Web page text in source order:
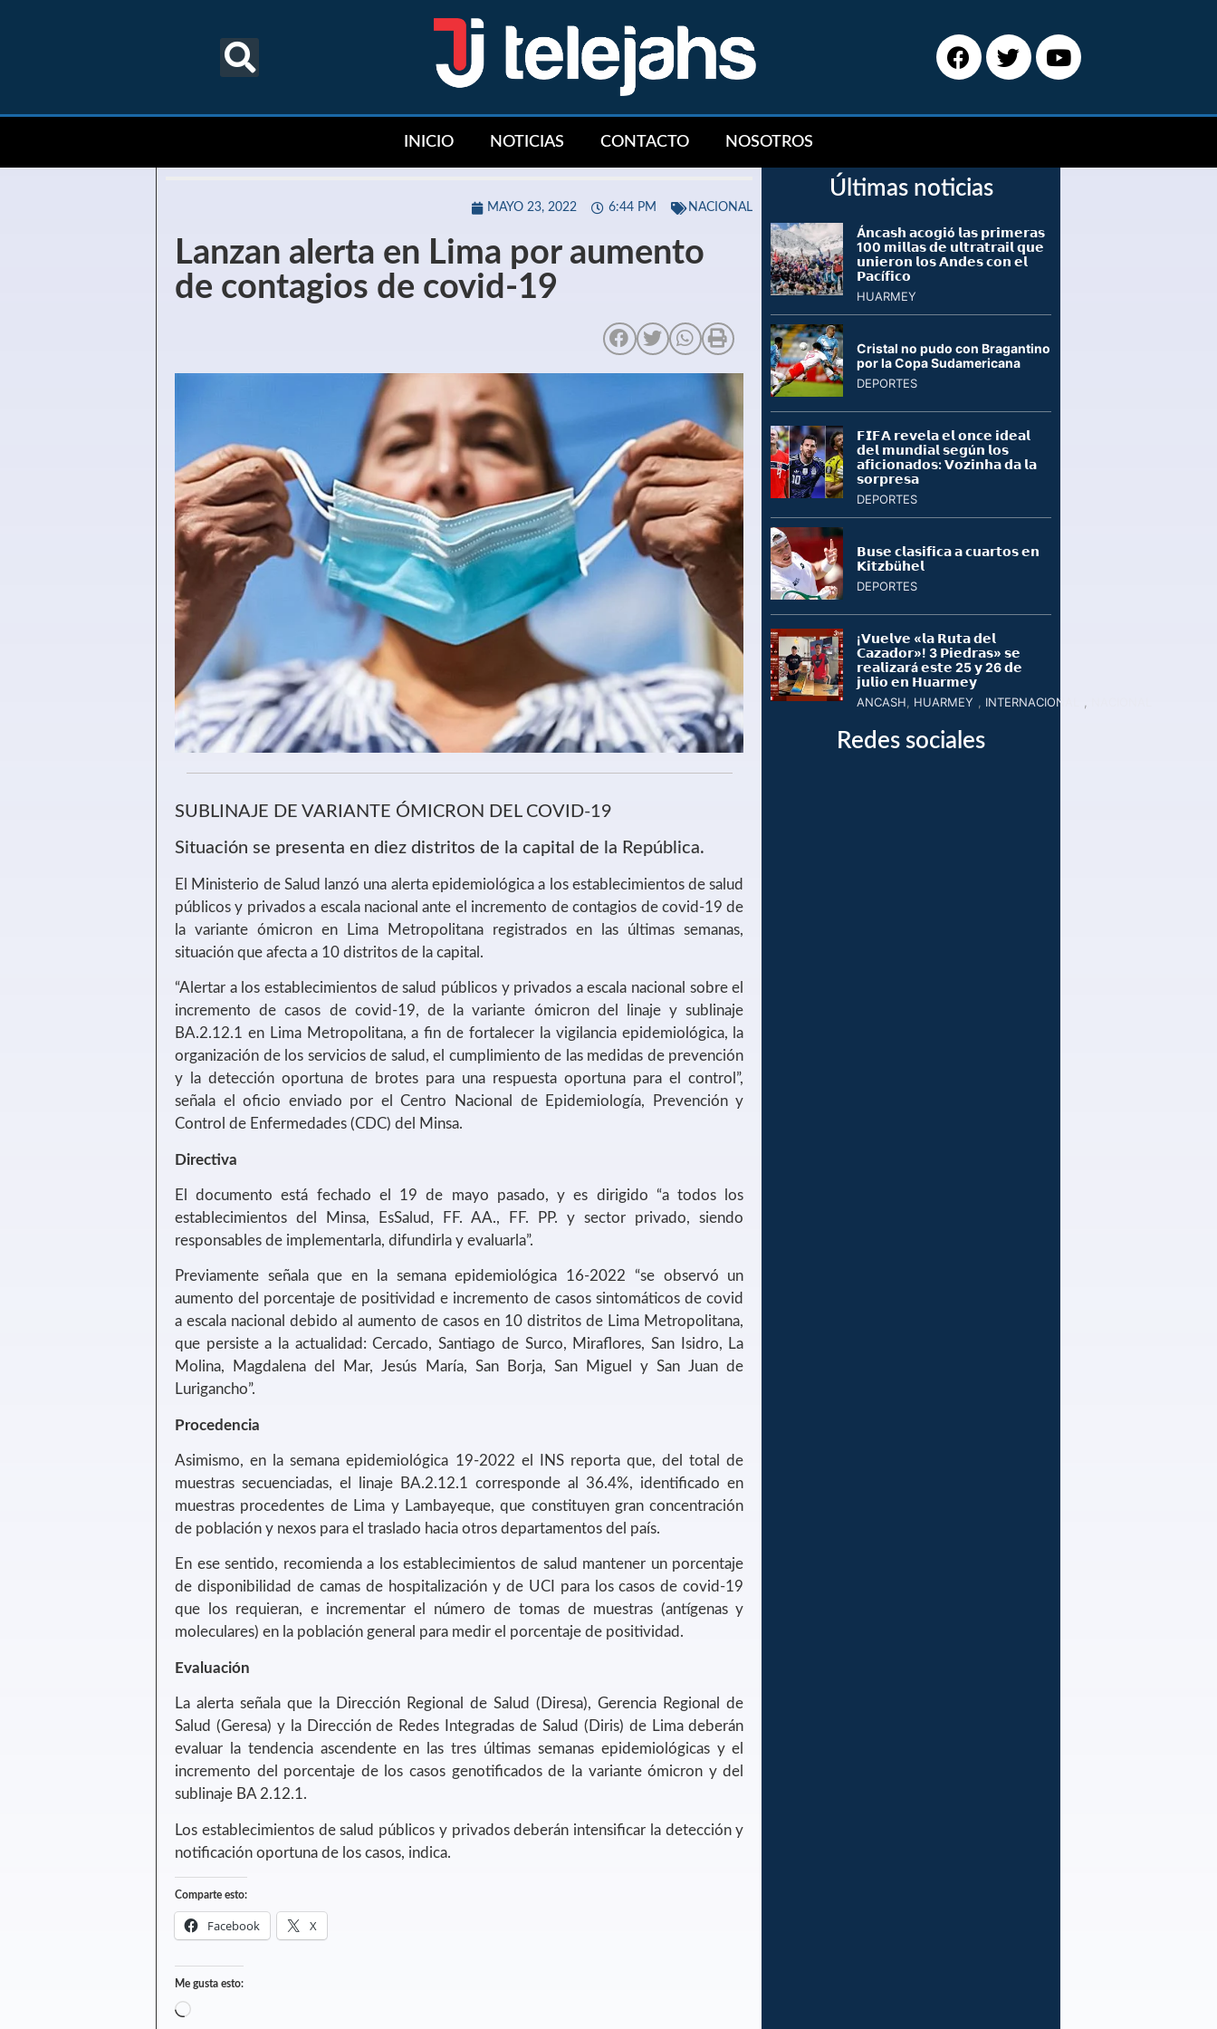
INICIO NOTICIAS CONTACTO NOSOTROS
MAYO 23, 2022 6:44 PM NACIONAL
Lanzan alerta en Lima por aumento
de contagios de covid-19
SUBLINAJE DE VARIANTE ÓMICRON DEL COVID-19
Situación se presenta en diez distritos de la capital de la República.
El Ministerio de Salud lanzó una alerta epidemiológica a los establecimientos de salud
públicos y privados a escala nacional ante el incremento de contagios de covid-19 de
la variante ómicron en Lima Metropolitana registrados en las últimas semanas,
situación que afecta a 10 distritos de la capital.
“Alertar a los establecimientos de salud públicos y privados a escala nacional sobre el
incremento de casos de covid-19, de la variante ómicron del linaje y sublinaje
BA.2.12.1 en Lima Metropolitana, a fin de fortalecer la vigilancia epidemiológica, la
organización de los servicios de salud, el cumplimiento de las medidas de prevención
y la detección oportuna de brotes para una respuesta oportuna para el control”,
señala el oficio enviado por el Centro Nacional de Epidemiología, Prevención y
Control de Enfermedades (CDC) del Minsa.
Directiva
El documento está fechado el 19 de mayo pasado, y es dirigido “a todos los
establecimientos del Minsa, EsSalud, FF. AA., FF. PP. y sector privado, siendo
responsables de implementarla, difundirla y evaluarla”.
Previamente señala que en la semana epidemiológica 16-2022 “se observó un
aumento del porcentaje de positividad e incremento de casos sintomáticos de covid
a escala nacional debido al aumento de casos en 10 distritos de Lima Metropolitana,
que persiste a la actualidad: Cercado, Santiago de Surco, Miraflores, San Isidro, La
Molina, Magdalena del Mar, Jesús María, San Borja, San Miguel y San Juan de
Lurigancho”.
Procedencia
Asimismo, en la semana epidemiológica 19-2022 el INS reporta que, del total de
muestras secuenciadas, el linaje BA.2.12.1 corresponde al 36.4%, identificado en
muestras procedentes de Lima y Lambayeque, que constituyen gran concentración
de población y nexos para el traslado hacia otros departamentos del país.
En ese sentido, recomienda a los establecimientos de salud mantener un porcentaje
de disponibilidad de camas de hospitalización y de UCI para los casos de covid-19
que los requieran, e incrementar el número de tomas de muestras (antígenas y
moleculares) en la población general para medir el porcentaje de positividad.
Evaluación
La alerta señala que la Dirección Regional de Salud (Diresa), Gerencia Regional de
Salud (Geresa) y la Dirección de Redes Integradas de Salud (Diris) de Lima deberán
evaluar la tendencia ascendente en las tres últimas semanas epidemiológicas y el
incremento del porcentaje de los casos genotificados de la variante ómicron y del
sublinaje BA 2.12.1.
Los establecimientos de salud públicos y privados deberán intensificar la detección y
notificación oportuna de los casos, indica.
Comparte esto:
Facebook X
Me gusta esto:
Últimas noticias
Á𝗻𝗰𝗮𝘀𝗵 𝗮𝗰𝗼𝗴𝗶ó 𝗹𝗮𝘀 𝗽𝗿𝗶𝗺𝗲𝗿𝗮𝘀
100 𝗺𝗶𝗹𝗹𝗮𝘀 𝗱𝗲 𝘂𝗹𝘁𝗿𝗮𝘁𝗿𝗮𝗶𝗹 𝗾𝘂𝗲
𝘂𝗻𝗶𝗲𝗿𝗼𝗻 𝗹𝗼𝘀 𝗔𝗻𝗱𝗲𝘀 𝗰𝗼𝗻 𝗲𝗹
𝗣𝗮𝗰í𝗳𝗶𝗰𝗼
HUARMEY
Cristal no pudo con Bragantino
por la Copa Sudamericana
DEPORTES
𝗙𝗜𝗙𝗔 𝗿𝗲𝘃𝗲𝗹𝗮 𝗲𝗹 𝗼𝗻𝗰𝗲 𝗶𝗱𝗲𝗮𝗹
𝗱𝗲𝗹 𝗺𝘂𝗻𝗱𝗶𝗮𝗹 𝘀𝗲𝗴ú𝗻 𝗹𝗼𝘀
𝗮𝗳𝗶𝗰𝗶𝗼𝗻𝗮𝗱𝗼𝘀: 𝗩𝗼𝘇𝗶𝗻𝗵𝗮 𝗱𝗮 𝗹𝗮
𝘀𝗼𝗿𝗽𝗿𝗲𝘀𝗮
DEPORTES
𝗕𝘂𝘀𝗲 𝗰𝗹𝗮𝘀𝗶𝗳𝗶𝗰𝗮 𝗮 𝗰𝘂𝗮𝗿𝘁𝗼𝘀 𝗲𝗻
𝗞𝗶𝘁𝘇𝗯ü𝗵𝗲𝗹
DEPORTES
¡𝗩𝘂𝗲𝗹𝘃𝗲 «𝗹𝗮 𝗥𝘂𝘁𝗮 𝗱𝗲𝗹
𝗖𝗮𝘇𝗮𝗱𝗼𝗿»! 3 𝗣𝗶𝗲𝗱𝗿𝗮𝘀» 𝘀𝗲
𝗿𝗲𝗮𝗹𝗶𝘇𝗮𝗿á 𝗲𝘀𝘁𝗲 25 𝘆 26 𝗱𝗲
𝗷𝘂𝗹𝗶𝗼 𝗲𝗻 𝗛𝘂𝗮𝗿𝗺𝗲𝘆
ANCASH, HUARMEY , INTERNACIONAL ,
Redes sociales